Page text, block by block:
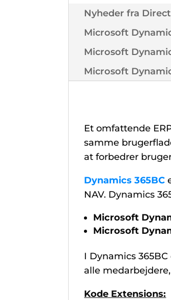
Nyheder fra
Microsoft
Microsoft
Microsoft
Et omfattende
samme
at forbedrer
Dynamics 365BC
NAV. Dynamics
Microsoft
Microsoft
I Dynamics
alle
Kode Extensions: